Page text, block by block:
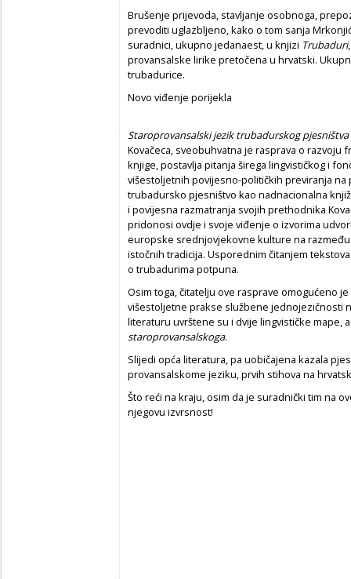
Brušenje prijevoda, stavljanje osobnoga,
prevoditi uglazbljeno, kako o tom sanja
suradnici, ukupno jedanaest, u knjizi Trubaduri
provansalske lirike pretočena u hrvatski.
trubadurice.
Novo viđenje porijekla
Staroprovansalski jezik trubadurskog pjesništva
Kovačeca, sveobuhvatna je rasprava o razvoju
knjige, postavlja pitanja širega lingvističkog i
višestoljetnih povijesno-političkih previranja na
trubadursko pjesništvo kao nadnacionalna
i povijesna razmatranja svojih prethodnika
pridonosi ovdje i svoje viđenje o izvorima
europske srednjovjekovne kulture na
istočnih tradicija. Usporednim čitanjem
o trubadurima potpuna.
Osim toga, čitatelju ove rasprave omogućeno
višestoljetne prakse službene jednojezičnosti
literaturu uvrštene su i dvije lingvističke mape,
staroprovansalskoga.
Slijedi opća literatura, pa uobičajena kazala
provansalskome jeziku, prvih stihova na
Što reći na kraju, osim da je suradnički tim na
njegovu izvrsnost!